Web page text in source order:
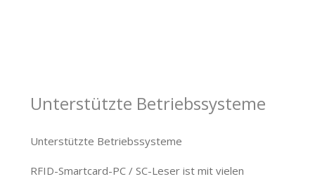
Unterstützte Betriebssysteme
Unterstützte Betriebssysteme
RFID-Smartcard-PC / SC-Leser ist mit vielen